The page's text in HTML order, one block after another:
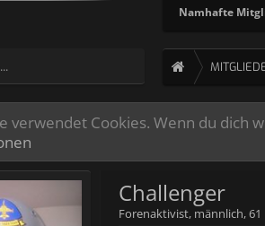
Namhafte
verwendet Cookies. Wenn du dich
Challenger
Forenaktivist, männlich, 61